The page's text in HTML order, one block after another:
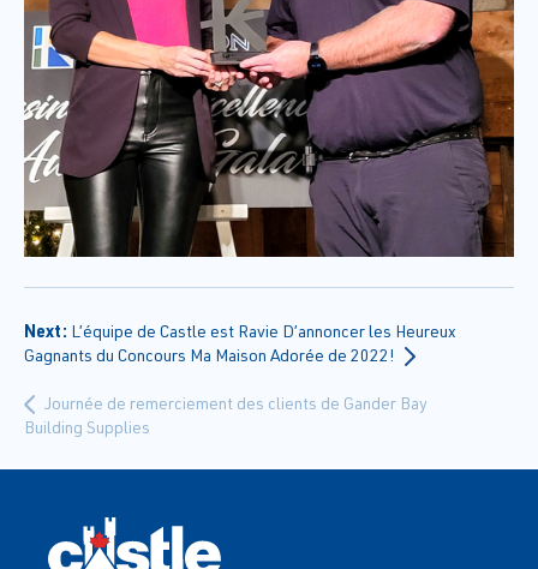
Journée de remerciement des clients de Gander Bay
Building Supplies
Next: L’équipe de Castle est Ravie D’annoncer les Heureux
Gagnants du Concours Ma Maison Adorée de 2022!